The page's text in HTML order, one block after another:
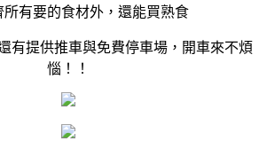
所有要的食材外，還能買熟食
有提供推車與免費停車場，開車來不煩
惱！！